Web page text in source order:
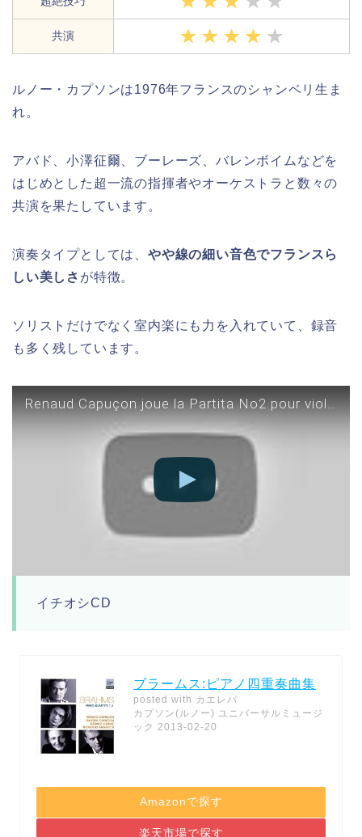
共演
ルノー・カプソンは1976年フランスのシャンベリ生ま
れ。
アバド、小澤征爾、ブーレーズ、バレンボイムなどを
はじめとした超一流の指揮者やオーケストラと数々の
共演を果たしています。
演奏タイプとしては、 やや線の細い音色でフランスら
しい美しさ が特徴。
ソリストだけでなく室内楽にも力を入れていて、録音
も多く残しています。
Renaud Capuçon joue la Partita No2 pour violon en ré mineur de Bach
イチオシCD
ブラームス:ピアノ四重奏曲集
posted with カエレバ
カプソン(ルノー) ユニバーサルミュージ
ック 2013-02-20
Amazonで探す
楽天市場で探す